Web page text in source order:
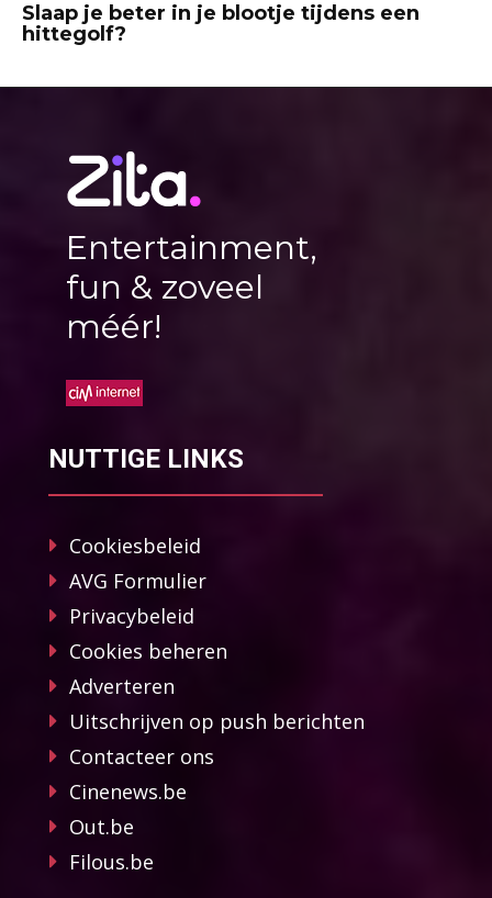
Slaap je beter in je blootje tijdens een
hittegolf?
Entertainment,
fun & zoveel
méér!
NUTTIGE LINKS
Cookiesbeleid
AVG Formulier
Privacybeleid
Cookies beheren
Adverteren
Uitschrijven op push berichten
Contacteer ons
Cinenews.be
Out.be
Filous.be